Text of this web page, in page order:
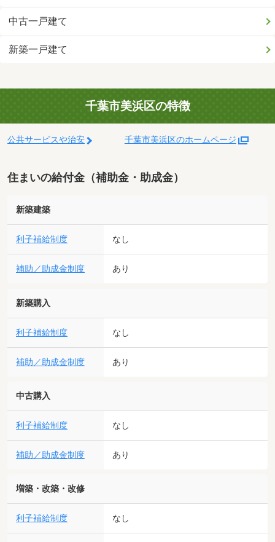
中古一戸建て
新築一戸建て
千葉市美浜区の特徴
公共サービスや治安 千葉市美浜区のホームページ
住まいの給付金（補助金・助成金）
新築建築
利子補給制度 なし
補助／助成金制度 あり
新築購入
利子補給制度 なし
補助／助成金制度 あり
中古購入
利子補給制度 なし
補助／助成金制度 あり
増築・改築・改修
利子補給制度 なし